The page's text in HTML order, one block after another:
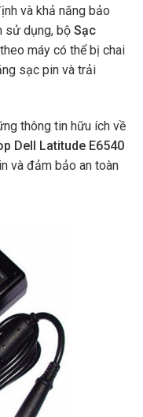
và khả năng bảo
sử dụng, bộ Sạc
máy có thể bị chai
sạc pin và trải
thông tin hữu ích về
Dell Latitude E6540
và đảm bảo an toàn